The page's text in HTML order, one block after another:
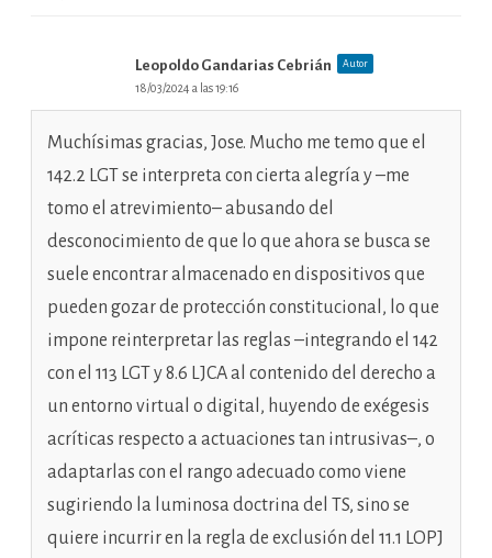
Leopoldo Gandarias Cebrián Autor
18/03/2024 a las 19:16
Muchísimas gracias, Jose. Mucho me temo que el
142.2 LGT se interpreta con cierta alegría y –me
tomo el atrevimiento– abusando del
desconocimiento de que lo que ahora se busca se
suele encontrar almacenado en dispositivos que
pueden gozar de protección constitucional, lo que
impone reinterpretar las reglas –integrando el 142
con el 113 LGT y 8.6 LJCA al contenido del derecho a
un entorno virtual o digital, huyendo de exégesis
acríticas respecto a actuaciones tan intrusivas–, o
adaptarlas con el rango adecuado como viene
sugiriendo la luminosa doctrina del TS, sino se
quiere incurrir en la regla de exclusión del 11.1 LOPJ